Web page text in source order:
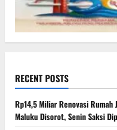
RECENT POSTS
Rp14,5 Miliar Renovasi Rumah
Maluku Disorot, Senin Saksi